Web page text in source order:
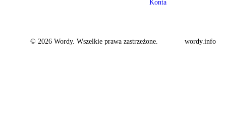
Konta
© 2026 Wordy. Wszelkie prawa zastrzeżone. wordy.info